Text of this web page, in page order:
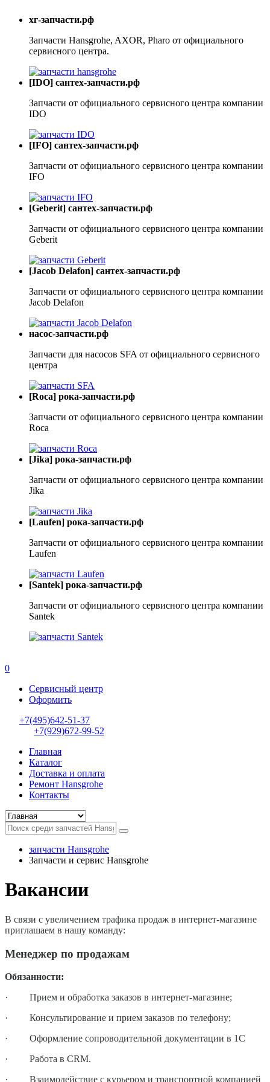
хг-запчасти.рф
Запчасти Hansgrohe, AXOR, Pharo от официального
сервисного центра.
[IDO] сантех-запчасти.рф
Запчасти от официального сервисного центра компании
IDO
[IFO] сантех-запчасти.рф
Запчасти от официального сервисного центра компании
IFO
[Geberit] сантех-запчасти.рф
Запчасти от официального сервисного центра компании
Geberit
[Jacob Delafon] сантех-запчасти.рф
Запчасти от официального сервисного центра компании
Jacob Delafon
насос-запчасти.рф
Запчасти для насосов SFA от официального сервисного
центра
[Roca] рока-запчасти.рф
Запчасти от официального сервисного центра компании
Roca
[Jika] рока-запчасти.рф
Запчасти от официального сервисного центра компании
Jika
[Laufen] рока-запчасти.рф
Запчасти от официального сервисного центра компании
Laufen
[Santek] рока-запчасти.рф
Запчасти от официального сервисного центра компании
Santek
0
Сервисный центр
Оформить
+7(495)642-51-37
+7(929)672-99-52
Главная
Каталог
Доставка и оплата
Ремонт Hansgrohe
Контакты
запчасти Hansgrohe
Запчасти и сервис Hansgrohe
Вакансии
В связи с увеличением трафика продаж в интернет-магазине
приглашаем в нашу команду:
Менеджер по продажам
Обязанности:
· Прием и обработка заказов в интернет-магазине;
· Консультирование и прием заказов по телефону;
· Оформление сопроводительной документации в 1С
· Работа в CRM.
· Взаимодействие с курьером и транспортной компанией